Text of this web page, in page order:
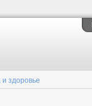
и здоровье